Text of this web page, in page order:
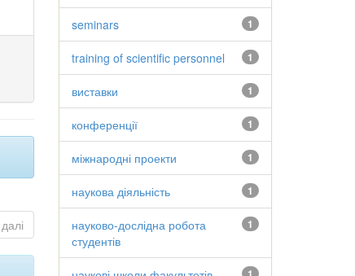
далі
1
seminars
1
training of scientific personnel
1
виставки
1
конференції
1
міжнародні проекти
1
наукова діяльність
1
науково-дослідна робота
студентів